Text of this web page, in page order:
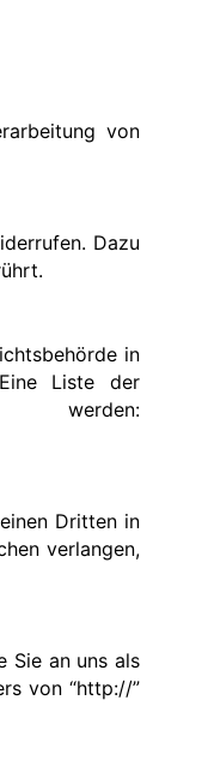
von
Dazu
in
Liste der
werden:
Dritten in
verlangen,
Sie an uns als
von “http://”